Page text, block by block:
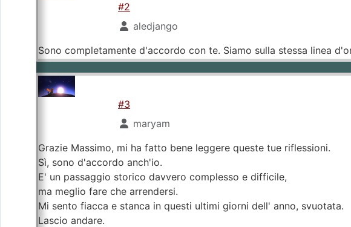
#2
aledjango
Sono completamente d'accordo con te. Siamo sulla stessa linea
#3
maryam
Grazie Massimo, mi ha fatto bene leggere queste tue riflessioni.
Sì, sono d'accordo anch'io.
E' un passaggio storico davvero complesso e difficile,
ma meglio fare che arrendersi.
Mi sento fiacca e stanca in questi ultimi giorni dell' anno, svuotata.
Lascio andare.